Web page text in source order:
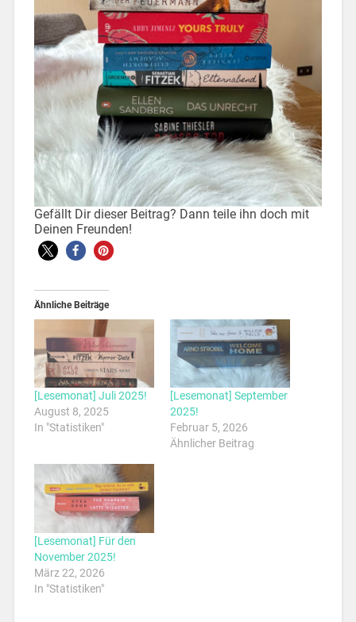
Gefällt Dir dieser Beitrag? Dann teile ihn doch mit
Deinen Freunden!
Ähnliche Beiträge
[Lesemonat] Juli 2025!
August 8, 2025
In "Statistiken"
[Lesemonat] September
2025!
Februar 5, 2026
Ähnlicher Beitrag
[Lesemonat] Für den
November 2025!
März 22, 2026
In "Statistiken"